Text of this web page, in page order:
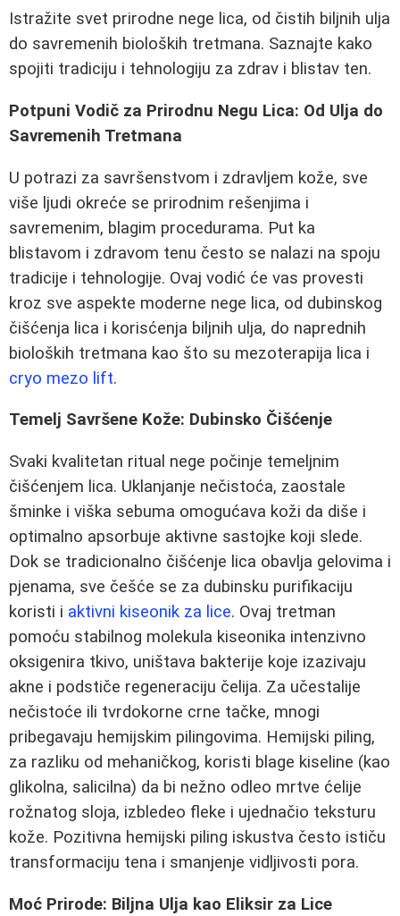
Istražite svet prirodne nege lica, od čistih biljnih ulja
do savremenih bioloških tretmana. Saznajte kako
spojiti tradiciju i tehnologiju za zdrav i blistav ten.
Potpuni Vodič za Prirodnu Negu Lica: Od Ulja do
Savremenih Tretmana
U potrazi za savršenstvom i zdravljem kože, sve
više ljudi okreće se prirodnim rešenjima i
savremenim, blagim procedurama. Put ka
blistavom i zdravom tenu često se nalazi na spoju
tradicije i tehnologije. Ovaj vodić će vas provesti
kroz sve aspekte moderne nege lica, od dubinskog
čišćenja lica i korisćenja biljnih ulja, do naprednih
bioloških tretmana kao što su mezoterapija lica i
cryo mezo lift.
Temelj Savršene Kože: Dubinsko Čišćenje
Svaki kvalitetan ritual nege počinje temeljnim
čišćenjem lica. Uklanjanje nečistoća, zaostale
šminke i viška sebuma omogućava koži da diše i
optimalno apsorbuje aktivne sastojke koji slede.
Dok se tradicionalno čišćenje lica obavlja gelovima i
pjenama, sve češće se za dubinsku purifikaciju
koristi i aktivni kiseonik za lice. Ovaj tretman
pomoću stabilnog molekula kiseonika intenzivno
oksigenira tkivo, uništava bakterije koje izazivaju
akne i podstiče regeneraciju čelijа. Za učestalije
nečistoće ili tvrdokorne crne tačke, mnogi
pribegavaju hemijskim pilingovima. Hemijski piling,
za razliku od mehaničkog, koristi blage kiseline (kao
glikolna, salicilna) da bi nežno odleo mrtve ćelije
rožnatog sloja, izbledeo fleke i ujednačio teksturu
kože. Pozitivna hemijski piling iskustva često ističu
transformaciju tena i smanjenje vidljivosti pora.
Moć Prirode: Biljna Ulja kao Eliksir za Lice